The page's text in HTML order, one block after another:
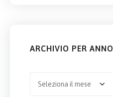
ARCHIVIO PER ANNO
per